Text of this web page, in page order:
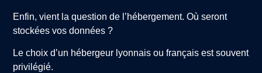
Enfin, vient la question de l’hébergement. Où seront
stockées vos données ?
Le choix d’un hébergeur lyonnais ou français est souvent
privilégié.